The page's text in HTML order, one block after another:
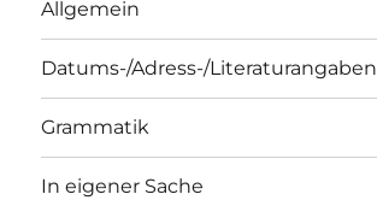
Allgemein
Datums-/Adress-/Literaturangaben
Grammatik
In eigener Sache